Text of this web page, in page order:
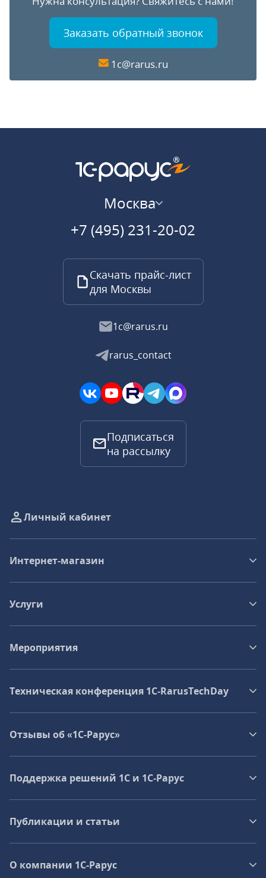
Заказать обратный звонок
1c@rarus.ru
Москва
+7 (495) 231-20-02
Скачать прайс-лист
для Москвы
1c@rarus.ru
rarus_contact
Подписаться
на рассылку
Личный кабинет
Интернет-магазин
Услуги
Мероприятия
Техническая конференция 1C‑RarusTechDay
Отзывы об «1С-Рарус»
Поддержка решений 1С и 1С‑Рарус
Публикации и статьи
О компании 1C-Рарус